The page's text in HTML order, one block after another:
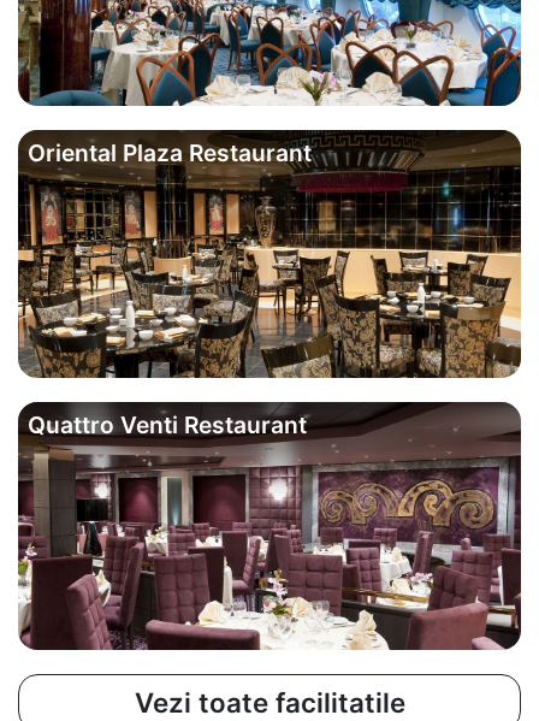
Oriental Plaza Restaurant
Quattro Venti Restaurant
Vezi toate facilitatile